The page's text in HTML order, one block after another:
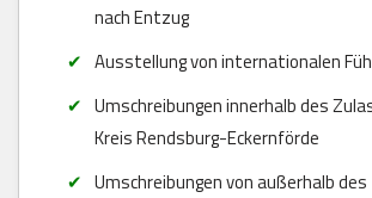
nach Entzug
Ausstellung von internationalen
Umschreibungen innerhalb des
Kreis Rendsburg-Eckernförde
Umschreibungen von außerhalb des